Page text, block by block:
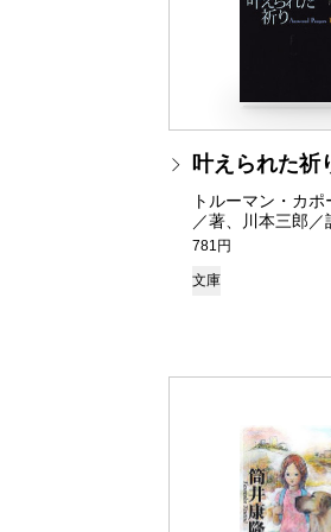
叶えられた祈
トルーマン・カポ
／著、川本三郎／
781円
文庫